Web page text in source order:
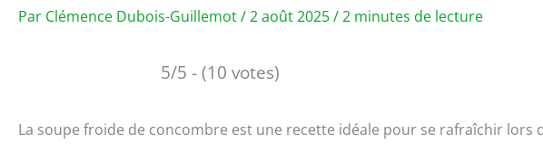
Par Clémence Dubois-Guillemot/2 août 2025/2 minutes de lecture
5/5 - (10 votes)
La soupe froide de concombre est une recette idéale pour se rafraîchir lors